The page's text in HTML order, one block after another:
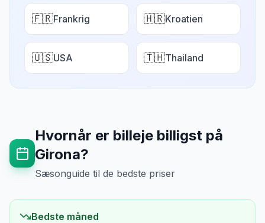
🇫🇷Frankrig 🇭🇷Kroatien
🇺🇸USA 🇹🇭Thailand
Hvornår er billeje billigst på
Girona?
Sæsonguide til de bedste priser
Bedste måned